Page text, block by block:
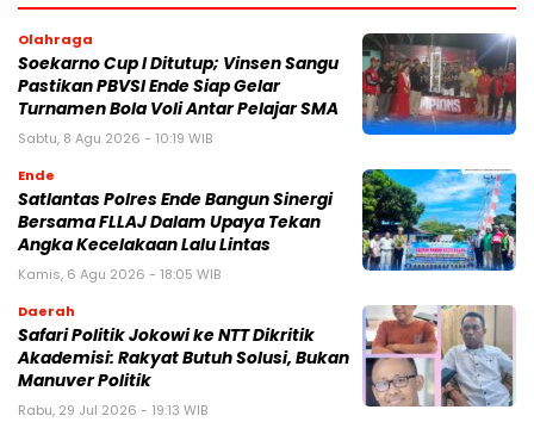
Olahraga
Soekarno Cup I Ditutup; Vinsen Sangu
Pastikan PBVSI Ende Siap Gelar
Turnamen Bola Voli Antar Pelajar SMA
Sabtu, 8 Agu 2026 - 10:19 WIB
Ende
Satlantas Polres Ende Bangun Sinergi
Bersama FLLAJ Dalam Upaya Tekan
Angka Kecelakaan Lalu Lintas
Kamis, 6 Agu 2026 - 18:05 WIB
Daerah
Safari Politik Jokowi ke NTT Dikritik
Akademisi: Rakyat Butuh Solusi, Bukan
Manuver Politik
Rabu, 29 Jul 2026 - 19:13 WIB